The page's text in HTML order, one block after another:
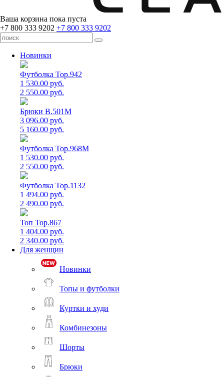
Ваша корзина пока пуста
+7 800 333 9202 +7 800 333 9202
Новинки
Футболка Top.942
1 530.00 руб.
2 550.00 руб.
Брюки B.501M
3 096.00 руб.
5 160.00 руб.
Футболка Top.968M
1 530.00 руб.
2 550.00 руб.
Футболка Top.1132
1 494.00 руб.
2 490.00 руб.
Топ Top.867
1 404.00 руб.
2 340.00 руб.
Для женщин
Новинки
Топы и футболки
Куртки и худи
Комбинезоны
Шорты
Брюки